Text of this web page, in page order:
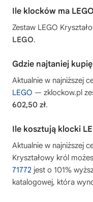
Ile klocków ma
Zestaw LEGO
LEGO.
Gdzie najtaniej kupię
Aktualnie w najniższej
LEGO — zklockow.pl
602,50 zł.
Ile kosztują klocki
Aktualnie w najniższej
Kryształowy król
71772 jest o 101%
katalogowej, która